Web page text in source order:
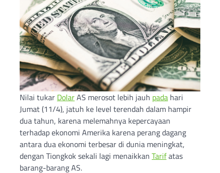
Nilai tukar DolarAS merosot lebih jauh pada hari
Jumat (11/4), jatuh ke level terendah dalam hampir
dua tahun, karena melemahnya kepercayaan
terhadap ekonomi Amerika karena perang dagang
antara dua ekonomi terbesar di dunia meningkat,
dengan Tiongkok sekali lagi menaikkan Tarifatas
barang-barang AS.